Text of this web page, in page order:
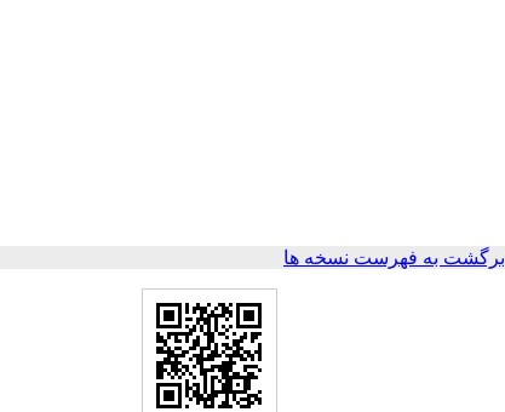
برگشت به فهرست نسخه ها